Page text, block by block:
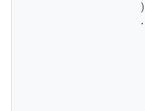
)
.